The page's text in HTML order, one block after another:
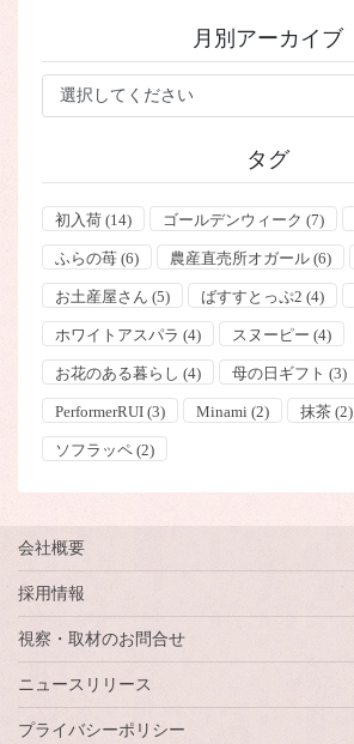
ー
月別アーカイブ
タグ
初入荷(14) ゴールデンウィーク (7)
ふらの苺(6) 農産直売所オガール(6)
お土産屋さん (5) ばすすとっぷ2 (4)
ホワイトアスパラ (4) スヌーピー (4)
お花のある暮らし (4) 母の日ギフト (3)
PerformerRUI(3) Minami (2) 抹茶(2)
ソフラッペ(2)
会社概要
採用情報
視察・取材のお問合せ
ニュースリリース
プライバシーポリシー